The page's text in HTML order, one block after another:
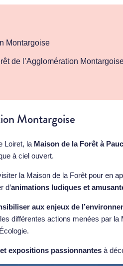
Montargoise
de l’Agglomération
Montargoise
Loiret, la Maison de la Forêt à
à ciel ouvert.
la Maison de la Forêt pour en
d’animations ludiques et
aux enjeux de
différentes actions menées par la
expositions passionnantes à